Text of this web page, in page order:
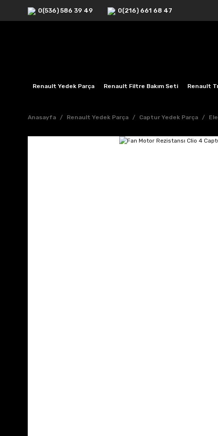
0(536) 586 39 49 0(216) 661 68 47
Renault Yedek Parça Renault Filtre Bakım Seti Renault
Anasayfa Renault Yedek Parça Captur Yedek Parça